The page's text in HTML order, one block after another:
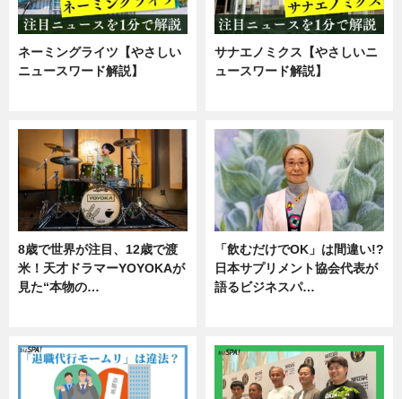
ネーミングライツ【やさしい
ニュースワード解説】
サナエノミクス【やさしいニ
ュースワード解説】
8歳で世界が注目、12歳で渡
米！天才ドラマーYOYOKAが
見た“本物の…
「飲むだけでOK」は間違い!?
日本サプリメント協会代表が
語るビジネスパ…